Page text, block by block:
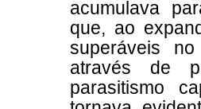
acumulava
que, ao
superáveis
através de
parasitismo